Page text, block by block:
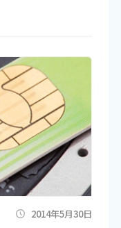
2014年5月30日